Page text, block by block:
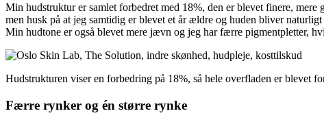
Min hudstruktur er samlet forbedret med 18%, den er blevet finere,
men husk på at jeg samtidig er blevet et år ældre og huden bliver
Min hudtone er også blevet mere jævn og jeg har færre pigmentpletter,
Hudstrukturen viser en forbedring på 18%, så hele overfladen er blevet
Færre rynker og én større rynke